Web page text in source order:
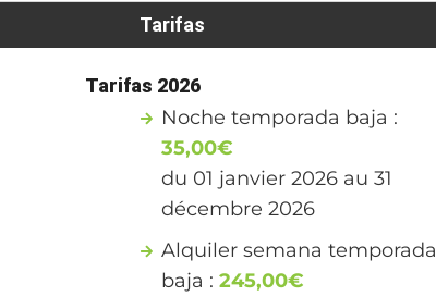
Tarifas
Tarifas 2026
Noche temporada baja :
35,00€
du 01 janvier 2026 au 31
décembre 2026
Alquiler semana temporada
baja :245,00€